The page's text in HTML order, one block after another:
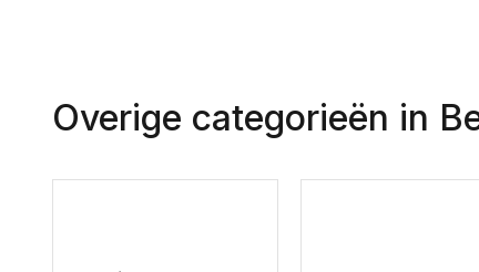
Overige categorieën in